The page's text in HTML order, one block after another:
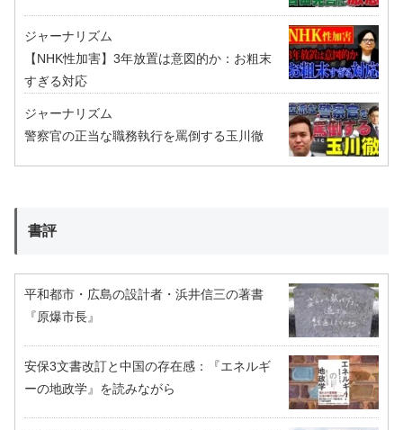
ジャーナリズム
【NHK性加害】3年放置は意図的か：お粗末
すぎる対応
ジャーナリズム
警察官の正当な職務執行を罵倒する玉川徹
書評
平和都市・広島の設計者・浜井信三の著書
『原爆市長』
安保3文書改訂と中国の存在感：『エネルギ
ーの地政学』を読みながら